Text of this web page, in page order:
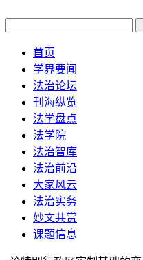
首页
学界要闻
法治论坛
刊海纵览
法学盘点
法学院
法治智库
法治前沿
大家风云
法治实务
妙文共赏
课题信息